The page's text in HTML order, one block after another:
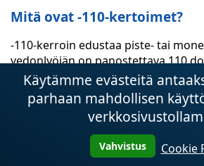
Mitä ovat -110-kertoimet?
-110-kerroin edustaa piste- tai
vedonlyöjän on panostettava 110
100 dollarin voiton tai muun
Pohjimmiltaan se tarkoittaa, että
veloittaa pienen provision
häviät vedon, menetät 110 dollaria.
dollaria takaisin ja lisäksi 100
Käytämme evästeitä
parhaan mahdollisen
Vahvistus Cookie